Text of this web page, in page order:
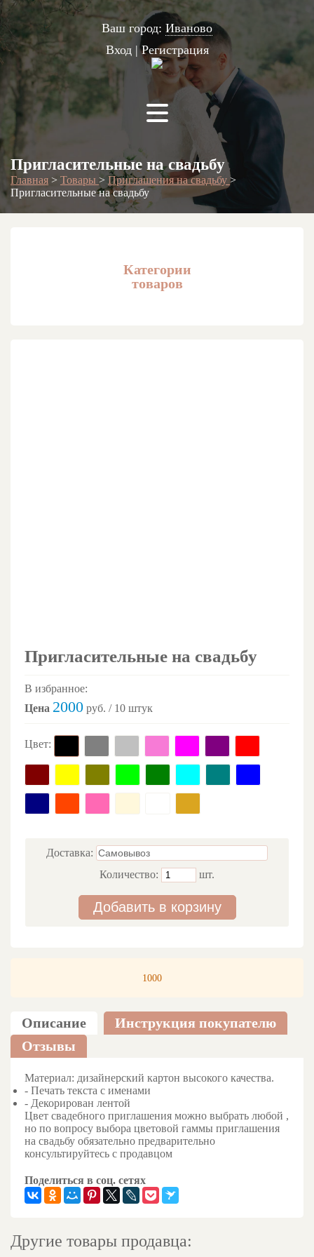
Ваш город: Иваново
Вход|Регистрация
Пригласительные на свадьбу
Главная > Товары > Приглашения на свадьбу >
Пригласительные на свадьбу
Категории
товаров
Пригласительные на свадьбу
В избранное:
Цена 2000 руб. / 10 штук
Цвет:
Доставка:
Количество:
шт.
Добавить в корзину
1000
Описание
Инструкция покупателю
Отзывы
Материал: дизайнерский картон высокого качества.
- Печать текста с именами
- Декорирован лентой
Цвет свадебного приглашения можно выбрать любой ,
но по вопросу выбора цветовой гаммы приглашения
на свадьбу обязательно предварительно
консультируйтесь с продавцом
Поделиться в соц. сетях
Другие товары продавца: